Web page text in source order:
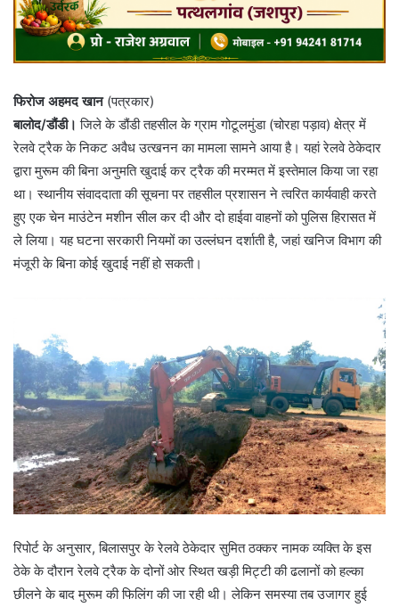
फिरोज अहमद खान(पत्रकार)
बालोद/डौंडी। जिले के डौंडी तहसील के ग्राम गोटूलमुंडा (चोरहा पड़ाव) क्षेत्र में
रेलवे ट्रैक के निकट अवैध उत्खनन का मामला सामने आया है। यहां रेलवे ठेकेदार
द्वारा मुरूम की बिना अनुमति खुदाई कर ट्रैक की मरम्मत में इस्तेमाल किया जा रहा
था। स्थानीय संवाददाता की सूचना पर तहसील प्रशासन ने त्वरित कार्यवाही करते
हुए एक चेन माउंटेन मशीन सील कर दी और दो हाईवा वाहनों को पुलिस हिरासत में
ले लिया। यह घटना सरकारी नियमों का उल्लंघन दर्शाती है, जहां खनिज विभाग की
मंजूरी के बिना कोई खुदाई नहीं हो सकती।
रिपोर्ट के अनुसार, बिलासपुर के रेलवे ठेकेदार सुमित ठक्कर नामक व्यक्ति के इस
ठेके के दौरान रेलवे ट्रैक के दोनों ओर स्थित खड़ी मिट्टी की ढलानों को हल्का
छीलने के बाद मुरूम की फिलिंग की जा रही थी। लेकिन समस्या तब उजागर हुई